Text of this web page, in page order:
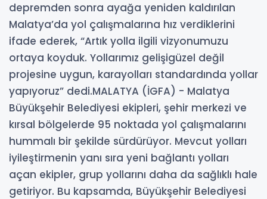
depremden sonra ayağa yeniden kaldırılan
Malatya’da yol çalışmalarına hız verdiklerini
ifade ederek, “Artık yolla ilgili vizyonumuzu
ortaya koyduk. Yollarımız gelişigüzel değil
projesine uygun, karayolları standardında yollar
yapıyoruz” dedi.MALATYA (İGFA) - Malatya
Büyükşehir Belediyesi ekipleri, şehir merkezi ve
kırsal bölgelerde 95 noktada yol çalışmalarını
hummalı bir şekilde sürdürüyor. Mevcut yolları
iyileştirmenin yanı sıra yeni bağlantı yolları
açan ekipler, grup yollarını daha da sağlıklı hale
getiriyor. Bu kapsamda, Büyükşehir Belediyesi